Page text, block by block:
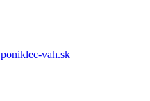
poniklec-vah.sk